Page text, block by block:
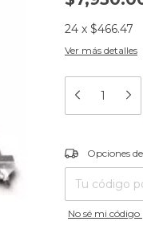
24 x $466.47
Ver más detalles
Entregas para el
Opciones
No sé mi código